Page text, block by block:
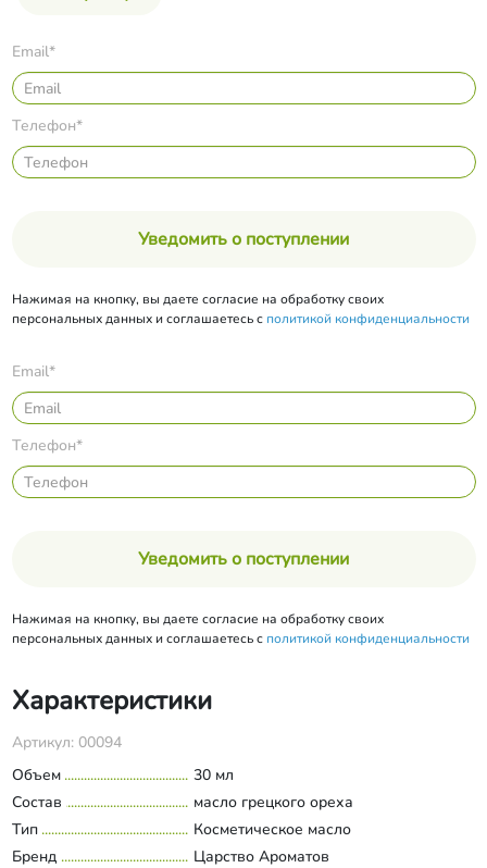
Email*
Телефон*
Уведомить о поступлении
Нажимая на кнопку, вы даете согласие на обработку своих
персональных данных и соглашаетесь с политикой конфиденциальности
Email*
Телефон*
Уведомить о поступлении
Нажимая на кнопку, вы даете согласие на обработку своих
персональных данных и соглашаетесь с политикой конфиденциальности
Характеристики
Артикул: 00094
Объем
30 мл
Состав
масло грецкого ореха
Тип
Косметическое масло
Бренд
Царство Ароматов